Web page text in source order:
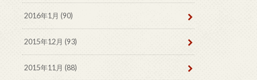
2016年1月 (90)
2015年12月 (93)
2015年11月 (88)